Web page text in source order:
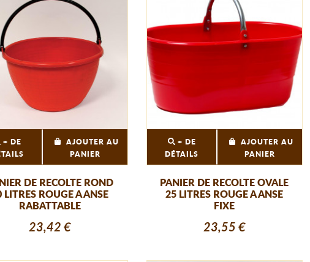
+ DE
AJOUTER AU
PANIER
DE RECOLTE ROND
LITRES ROUGE A ANSE
RABATTABLE
23,42 €
+ DE
DÉTAILS
AJOUTER AU
PANIER
PANIER DE RECOLTE OVALE
25 LITRES ROUGE A ANSE
FIXE
23,55 €